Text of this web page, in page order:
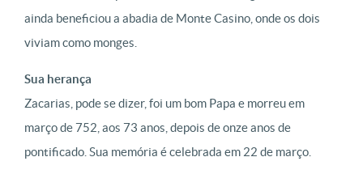
ainda beneficiou a abadia de Monte Casino, onde os dois
viviam como monges.
Sua herança
Zacarias, pode se dizer, foi um bom Papa e morreu em
março de 752, aos 73 anos, depois de onze anos de
pontificado. Sua memória é celebrada em 22 de março.